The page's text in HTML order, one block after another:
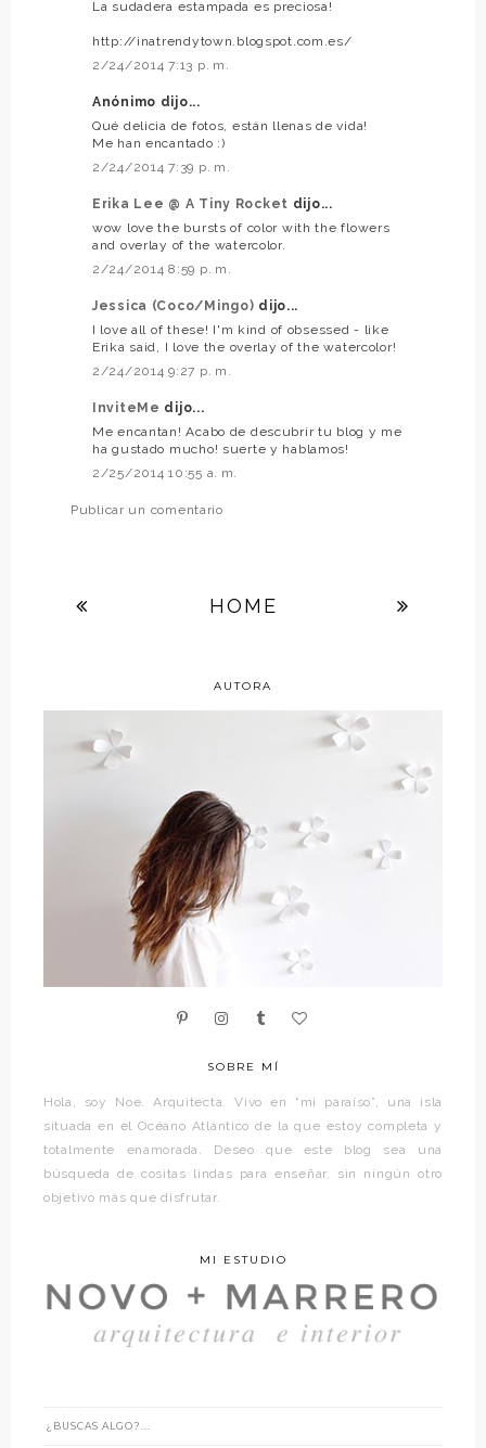
La sudadera estampada es preciosa!
http://inatrendytown.blogspot.com.es/
2/24/2014 7:13 p. m.
Anónimo dijo...
Qué delicia de fotos, están llenas de vida!
Me han encantado :)
2/24/2014 7:39 p. m.
Erika Lee @ A Tiny Rocket dijo...
wow love the bursts of color with the flowers
and overlay of the watercolor.
2/24/2014 8:59 p. m.
Jessica (Coco/Mingo) dijo...
I love all of these! I'm kind of obsessed - like
Erika said, I love the overlay of the watercolor!
2/24/2014 9:27 p. m.
InviteMe dijo...
Me encantan! Acabo de descubrir tu blog y me
ha gustado mucho! suerte y hablamos!
2/25/2014 10:55 a. m.
Publicar un comentario
HOME
AUTORA
SOBRE MÍ
Hola, soy Noe. Arquitecta. Vivo en “mi paraíso”, una isla
situada en el Océano Atlántico de la que estoy completa y
totalmente enamorada. Deseo que este blog sea una
búsqueda de cositas lindas para enseñar, sin ningún otro
objetivo más que disfrutar.
MI ESTUDIO